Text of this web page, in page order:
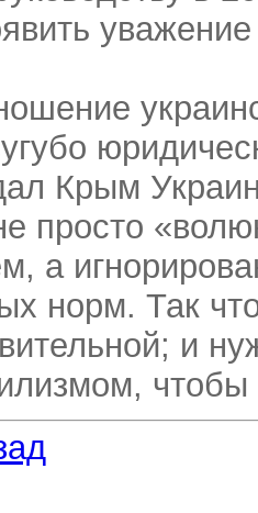
Крым
просто
а
норм. Так
и
чтобы